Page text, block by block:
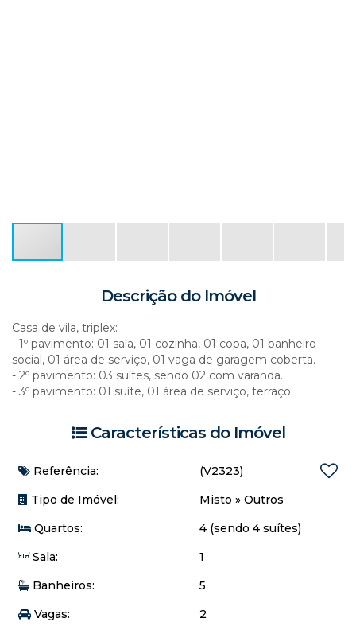
Descrição do Imóvel
Casa de vila, triplex:
- 1º pavimento: 01 sala, 01 cozinha, 01 copa, 01 banheiro
social, 01 área de serviço, 01 vaga de garagem coberta.
- 2º pavimento: 03 suítes, sendo 02 com varanda.
- 3º pavimento: 01 suíte, 01 área de serviço, terraço.
Características do Imóvel
Referência:
(V2323)
Tipo de Imóvel:
Misto » Outros
Quartos:
4 (sendo 4 suítes)
Sala:
1
Banheiros:
5
Vagas:
2